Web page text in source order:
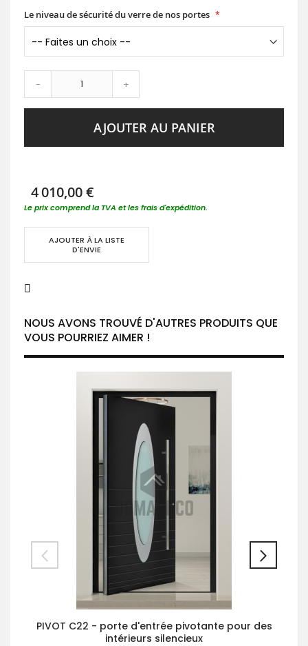
Le niveau de sécurité du verre de nos portes
- +
AJOUTER AU PANIER
4 010,00 €
Le prix comprend la TVA et les frais d'expédition.
AJOUTER À LA LISTE
D'ENVIE
NOUS AVONS TROUVÉ D'AUTRES PRODUITS QUE
VOUS POURRIEZ AIMER !
PIVOT C22 - porte d'entrée pivotante pour des
intérieurs silencieux